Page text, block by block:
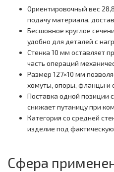
Ориентировочный вес
подачу материала,
Бесшовное круглое
удобно для деталей с
Стенка 10 мм оставляет
часть операций
Размер 127×10 мм
хомуты, опоры, фланцы и
Поставка одной позиции
снижает путаницу при
Категория со средней
изделие под
Сфера